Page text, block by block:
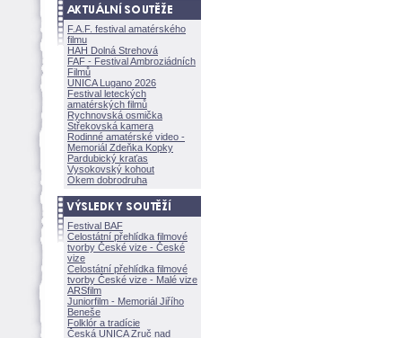
F.A.F. festival amatérského
filmu
HAH Dolná Strehov
FAF - Festival Ambroziádních
Filmů
UNICA Lugano 2026
Festival leteckých
amatérských filmů
Rychnovská osmička
Střekovská kamera
Rodinné amatérské video -
Memoriál Zdeňka Kopky
Pardubický kraťas
Vysokovský kohout
Okem dobrodruha
Festival BAF
Celostátní přehlídka filmové
tvorby České vize - České
vize
Celostátní přehlídka filmové
tvorby České vize - Malé vize
ARSfilm
Juniorfilm - Memoriál Jiřího
Beneše
Folklór a tradície
Česká UNICA Zruč nad